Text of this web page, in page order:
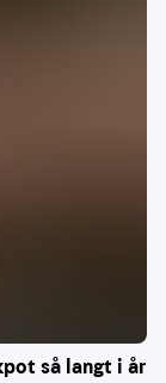
så langt i år